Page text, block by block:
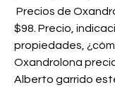
$98. Precio,
propiedades,
Oxandrolona
Alberto garrido